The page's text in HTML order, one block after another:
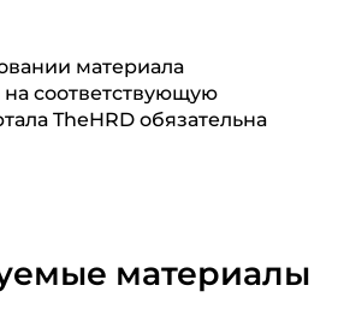
материала
соответствующую
TheHRD обязательна
материалы